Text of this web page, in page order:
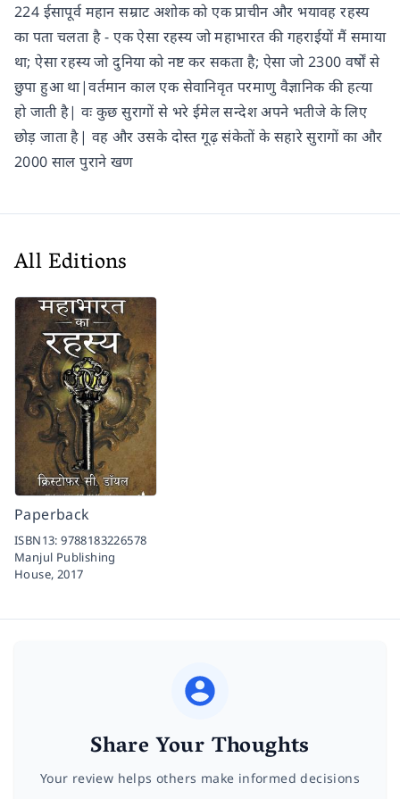
224 ईसापूर्व महान सम्राट अशोक को एक प्राचीन और भयावह रहस्य
का पता चलता है - एक ऐसा रहस्य जो महाभारत की गहराईयों मैं समाया
था; ऐसा रहस्य जो दुनिया को नष्ट कर सकता है; ऐसा जो 2300 वर्षों से
छुपा हुआ था|वर्तमान काल एक सेवानिवृत परमाणु वैज्ञानिक की हत्या
हो जाती है| वः कुछ सुरागों से भरे ईमेल सन्देश अपने भतीजे के लिए
छोड़ जाता है| वह और उसके दोस्त गूढ़ संकेतों के सहारे सुरागों का और
2000 साल पुराने खण
All Editions
Paperback
ISBN13:9788183226578
Manjul Publishing
House, 2017
Share Your Thoughts
Your review helps others make informed decisions